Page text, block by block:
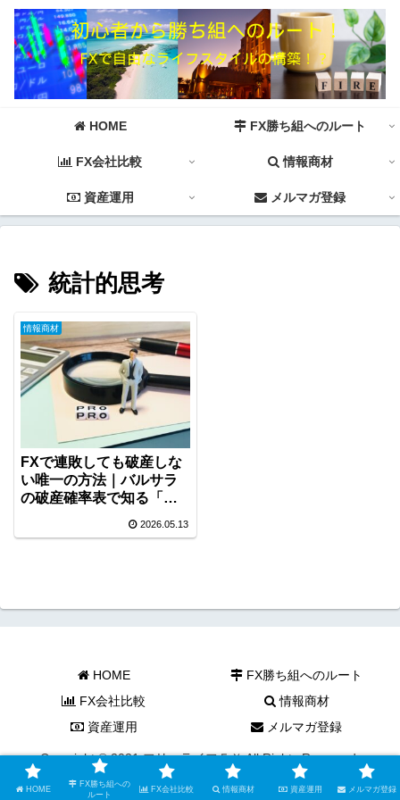
HOME FX勝ち組へのルート
FX会社比較 情報商材
資産運用 メルマガ登録
統計的思考
情報商材
FXで連敗しても破産しな
い唯一の方法｜バルサラ
の破産確率表で知る「手
2026.05.13
HOME
FX勝ち組へのルート
FX会社比較
情報商材
資産運用
メルマガ登録
Copyright © 2021 フリーライフＦＸ All Rights Reserved.
HOME
FX勝ち組への
ルート
FX会社比較 情報商材 資産運用 メルマガ登録